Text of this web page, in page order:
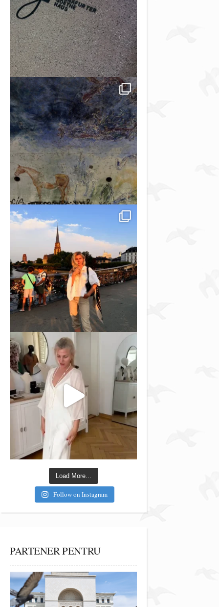
Load More...
Follow on Instagram
PARTENER PENTRU